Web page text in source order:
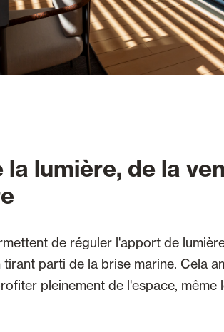
la lumière, de la
de réguler l'apport de
parti de la brise marine. Cela
pleinement de l'espace, même